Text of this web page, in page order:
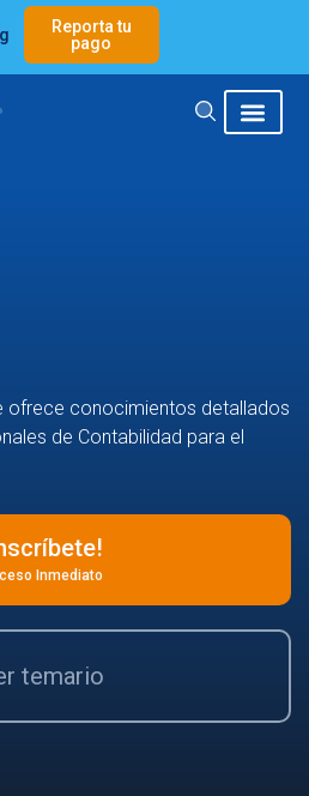
Reporta tu
pago
ofrece conocimientos detallados
de Contabilidad para el
Inmediato
temario